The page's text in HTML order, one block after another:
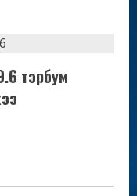
тэрбум